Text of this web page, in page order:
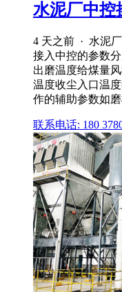
水泥厂中控
4 天之前 · 水泥
接入中控的参数
出磨温度给煤量
温度收尘入口温
作的辅助参数如
联系电话: 180